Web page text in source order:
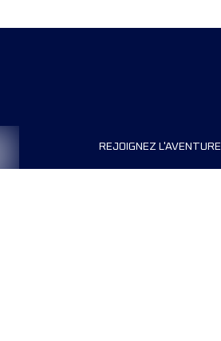
REJOIGNEZ L'AVENTURE